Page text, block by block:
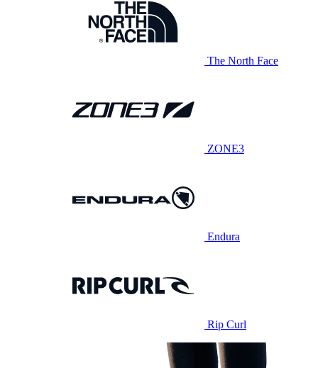
The North Face
ZONE3
Endura
Rip Curl